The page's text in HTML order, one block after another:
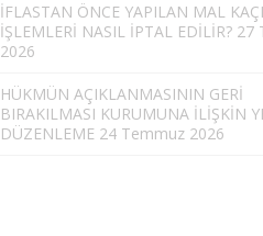
İFLASTAN ÖNCE YAPILAN MAL
İŞLEMLERİ NASIL İPTAL EDİLİR? 27
2026
HÜKMÜN AÇIKLANMASININ GERİ
BIRAKILMASI KURUMUNA İLİŞKİN
DÜZENLEME 24 Temmuz 2026